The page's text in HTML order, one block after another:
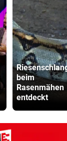
beim
Rasenmähen
entdeckt